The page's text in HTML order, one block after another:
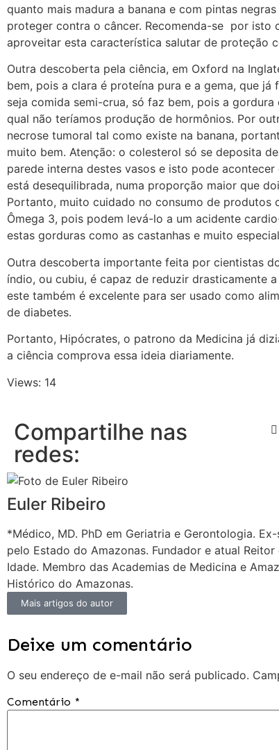
quanto mais madura a banana e com pintas
proteger contra o câncer. Recomenda-se por isto
aproveitar esta característica salutar de proteção
Outra descoberta pela ciência, em Oxford na
bem, pois a clara é proteína pura e a gema, que
seja comida semi-crua, só faz bem, pois a
qual não teríamos produção de hormônios. Por
necrose tumoral tal como existe na banana,
muito bem. Atenção: o colesterol só se deposita
parede interna destes vasos e isto pode
está desequilibrada, numa proporção maior que
Portanto, muito cuidado no consumo de produtos
Ômega 3, pois podem levá-lo a um acidente
estas gorduras como as castanhas e muito
Outra descoberta importante feita por cientistas
índio, ou cubiu, é capaz de reduzir drasticamente
este também é excelente para ser usado como
de diabetes.
Portanto, Hipócrates, o patrono da Medicina já
a ciência comprova essa ideia diariamente.
Views: 14
Compartilhe nas
redes:
Euler Ribeiro
*Médico, MD. PhD em Geriatria e Gerontologia.
pelo Estado do Amazonas. Fundador e atual
Idade. Membro das Academias de Medicina e
Histórico do Amazonas.
Mais artigos do autor
Deixe um comentário
O seu endereço de e-mail não será publicado.
Comentário *